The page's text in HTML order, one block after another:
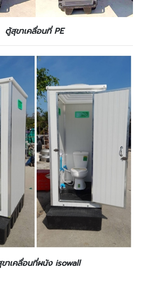
ตู้สุขาเคลื่อนที่ PE
าเคลื่อนที่ผนัง isowall